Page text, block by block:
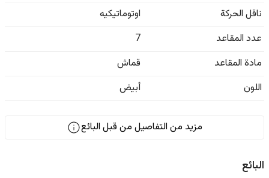
ناقل الحركة
اوتوماتيكيه
عدد المقاعد
7
مادة المقاعد
قماش
اللون
أبيض
مزيد من التفاصيل من قبل البائع
البائع